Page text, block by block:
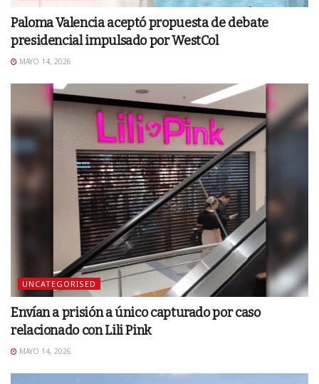
Paloma Valencia aceptó propuesta de debate
presidencial impulsado por WestCol
MAYO 14, 2026
UNCATEGORISED
Envían a prisión a único capturado por caso
relacionado con Lili Pink
MAYO 14, 2026